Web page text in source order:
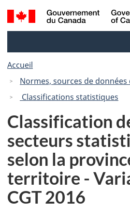
au
à
Recherche
et
Accueil
Normes, sources de
Classifications statistiques
Classification
secteurs
selon la
territoire -
CGT 2016